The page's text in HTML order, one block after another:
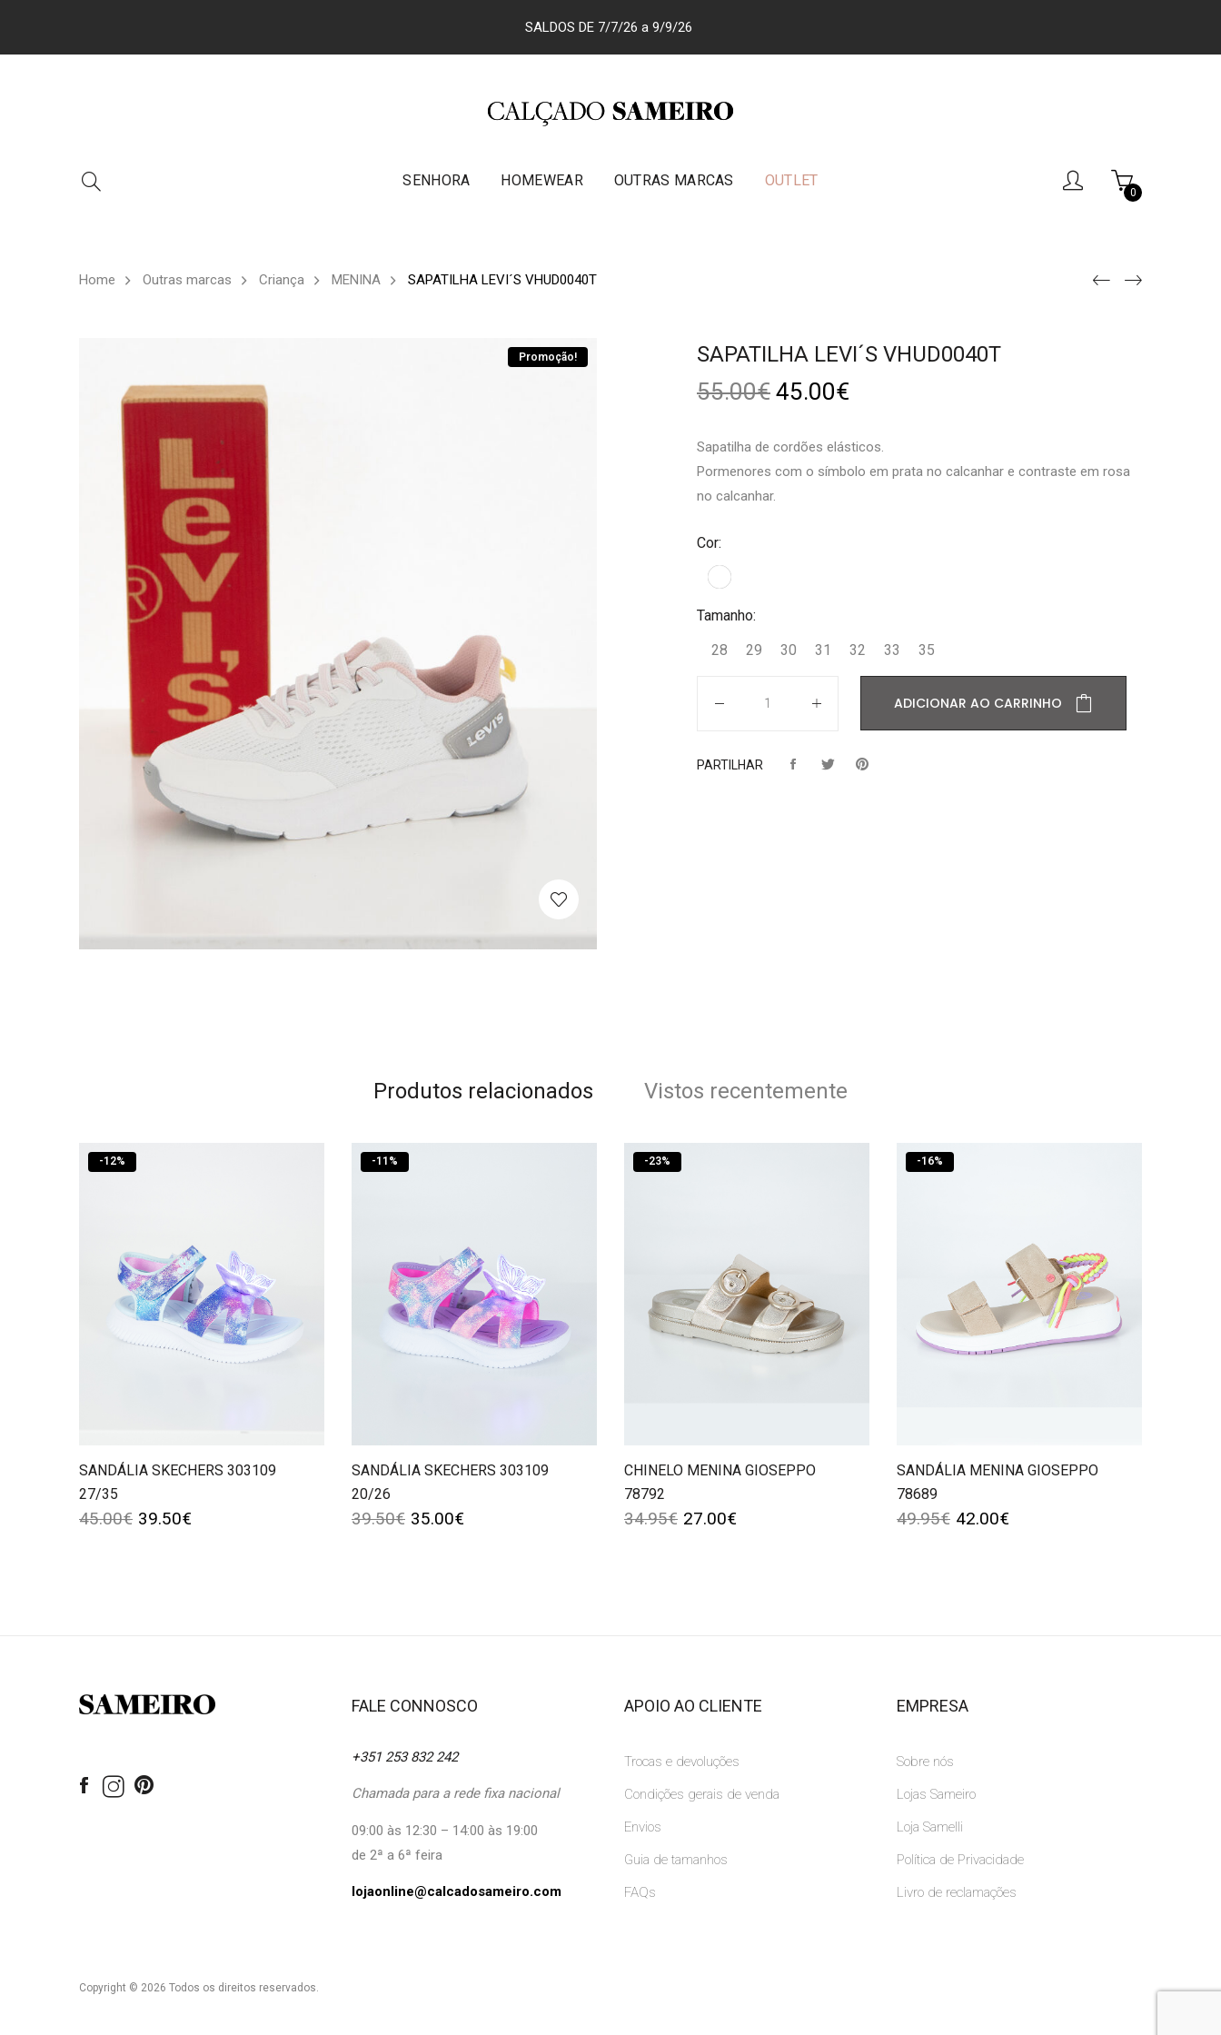
SALDOS DE 7/7/26 a 9/9/26
SENHORA HOMEWEAR OUTRAS MARCAS OUTLET
0
Home Outras marcas Criança MENINA SAPATILHA LEVI´S VHUD0040T
Promoção! SAPATILHA LEVI´S VHUD0040T
55.00€ 45.00€
Sapatilha de cordões elásticos.
Pormenores com o símbolo em prata no calcanhar e contraste em rosa
no calcanhar.
Cor:
Tamanho:
28
29 30 31 32 33 35
ADICIONAR AO CARRINHO
PARTILHAR
Produtos relacionados Vistos recentemente
-12%
SANDÁLIA SKECHERS 303109
27/35
45.00€ 39.50€
-11 %
SANDÁLIA SKECHERS 303109
20/26
39.50€ 35.00€
-23%
CHINELO MENINA GIOSEPPO
78792
34.95€ 27.00€
-16%
SANDÁLIA MENINA GIOSEPPO
78689
49.95€ 42.00€
FALE CONNOSCO
+351 253 832 242
Chamada para a rede fixa nacional
09:00 às 12:30 – 14:00 às 19:00
de 2ª a 6ª feira
lojaonline@calcadosameiro.com
APOIO AO CLIENTE
Trocas e devoluções
Condições gerais de venda
Envios
Guia de tamanhos
FAQs
EMPRESA
Sobre nós
Lojas Sameiro
Loja Samelli
Política de Privacidade
Livro de reclamações
Copyright © 2026 Todos os direitos reservados.